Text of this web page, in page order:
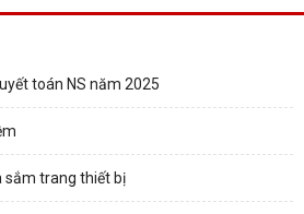
toán NS năm 2025
sắm trang thiết bị